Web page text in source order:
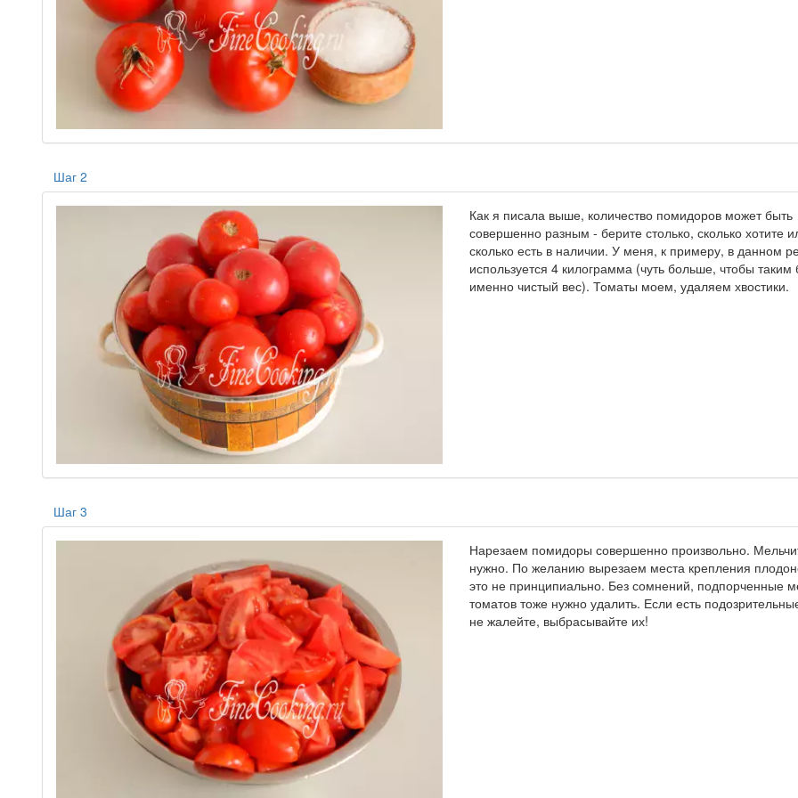
Шаг 2
Как я писала выше, количество помидоров может быть
совершенно разным - берите столько, сколько хотите
сколько есть в наличии. У меня, к примеру, в данном
используется 4 килограмма (чуть больше, чтобы таким
именно чистый вес). Томаты моем, удаляем хвостики.
Шаг 3
Нарезаем помидоры совершенно произвольно.
нужно. По желанию вырезаем места крепления
это не принципиально. Без сомнений, подпорченные
томатов тоже нужно удалить. Если есть
не жалейте, выбрасывайте их!